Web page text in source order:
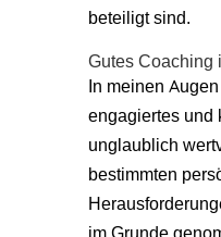
beteiligt sind.
Gutes Coaching
In meinen
engagiertes und
unglaublich
bestimmten
im Grunde